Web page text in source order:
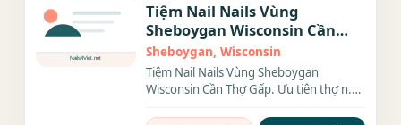
Tiệm Nail Nails Vùng
Sheboygan Wisconsin Cần
Thợ Gấp.
Sheboygan, Wisconsin
Tiệm Nail Nails Vùng Sheboygan
Wisconsin Cần Thợ Gấp. Ưu tiên thợ n.ữ